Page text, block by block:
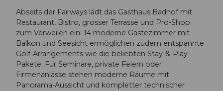
Abseits der Fairways lädt das Gasthaus Badhof mit
Restaurant, Bistro, grosser Terrasse und Pro-Shop
zum Verweilen ein. 14 moderne Gästezimmer mit
Balkon und Seesicht ermöglichen zudem entspannte
Golf-Arrangements wie die beliebten Stay-&-Play-
Pakete. Für Seminare, private Feiern oder
Firmenanlässe stehen moderne Räume mit
Panorama-Aussicht und kompletter technischer